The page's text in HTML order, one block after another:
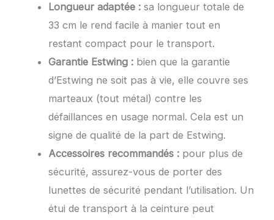
Longueur adaptée : sa longueur totale de
33 cm le rend facile à manier tout en
restant compact pour le transport.
Garantie Estwing : bien que la garantie
d’Estwing ne soit pas à vie, elle couvre ses
marteaux (tout métal) contre les
défaillances en usage normal. Cela est un
signe de qualité de la part de Estwing.
Accessoires recommandés : pour plus de
sécurité, assurez-vous de porter des
lunettes de sécurité pendant l’utilisation. Un
étui de transport à la ceinture peut